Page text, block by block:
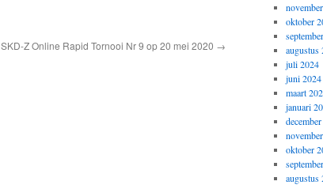
SKD-Z Online Rapid Tornooi Nr 9 op 20 mei 2020 →
oktober
augustus
juli 2024
juni 2024
maart
januari
oktober
augustus